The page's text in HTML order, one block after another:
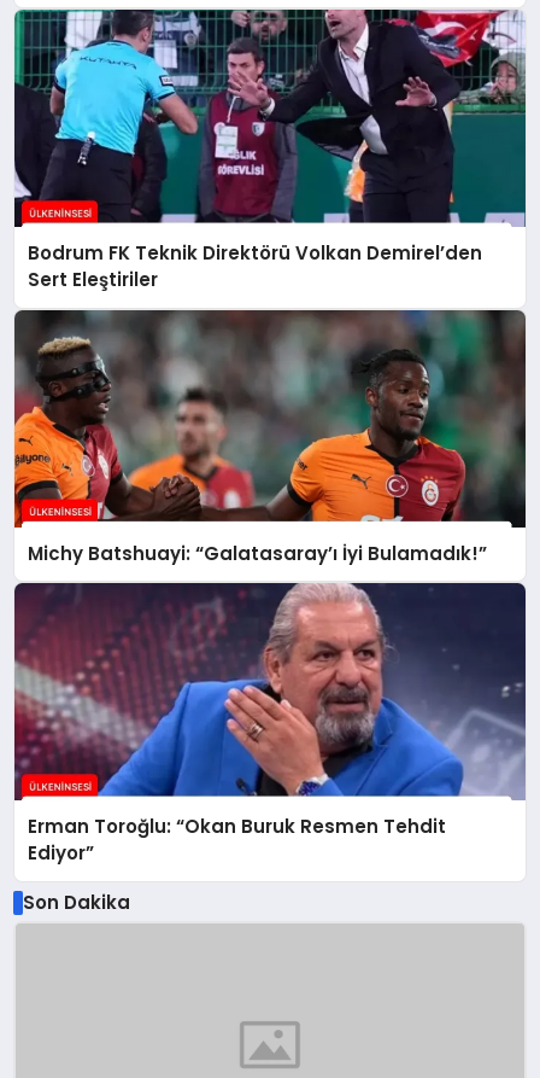
Bodrum FK Teknik Direktörü Volkan Demirel’den
Sert Eleştiriler
Michy Batshuayi: “Galatasaray’ı İyi Bulamadık!”
Erman Toroğlu: “Okan Buruk Resmen Tehdit
Ediyor”
Son Dakika